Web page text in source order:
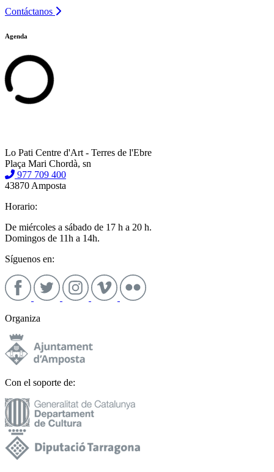
Contáctanos
Agenda
Lo Pati Centre d'Art - Terres de l'Ebre
Plaça Mari Chordà, sn
977 709 400
43870 Amposta
Horario:
De miércoles a sábado de 17 h a 20 h.
Domingos de 11h a 14h.
Síguenos en:
Organiza
Con el soporte de: